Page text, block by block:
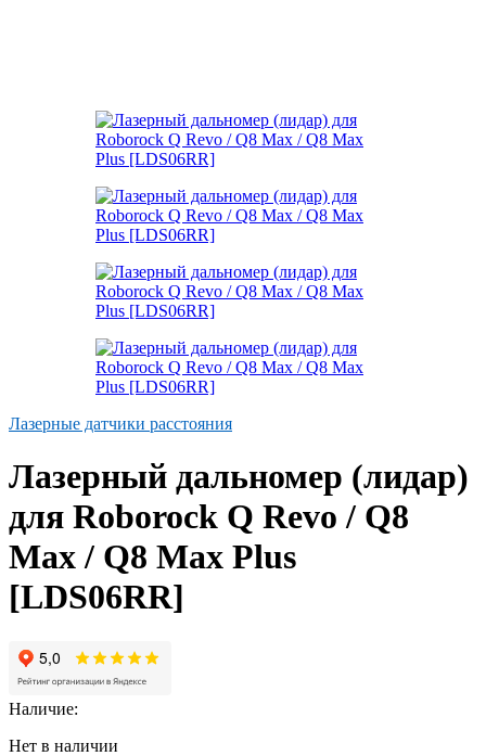
Лазерные датчики расстояния
Лазерный дальномер (лидар)
для Roborock Q Revo / Q8
Max / Q8 Max Plus
[LDS06RR]
Наличие:
Нет в наличии